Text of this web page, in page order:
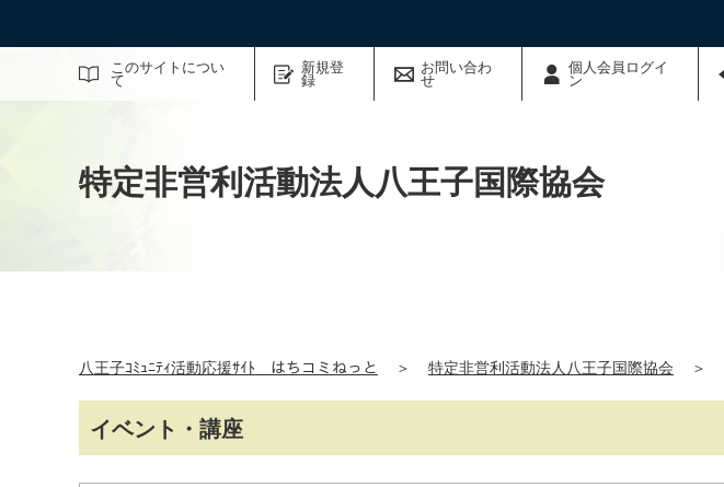
このサイトについ
て
新規登
録
お問い合わ
せ
個人会員ログイ
ン
サイト内検索
特定非営利活動法人八王子国際協会
八王子ｺﾐｭﾆﾃｨ活動応援ｻｲﾄ はちコミねっと ＞ 特定非営利活動法人八王子国際協会 ＞
イベント・講座